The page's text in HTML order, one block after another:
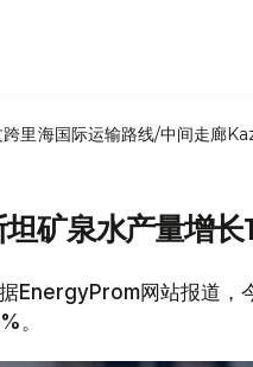
跨里海国际运输路线/中间走廊
矿泉水产量增长
EnergyProm网站报道，
。